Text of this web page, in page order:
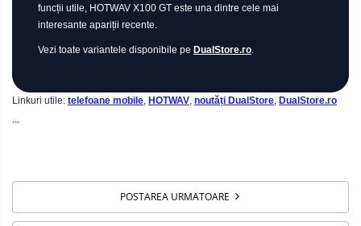
funcții utile, HOTWAV X100 GT este una dintre cele mai
interesante apariții recente.
Vezi toate variantele disponibile pe DualStore.ro
Linkuri utile: telefoane mobile HOTWAV noutăți DualStore DualStore.ro
```
POSTAREA URMATOARE